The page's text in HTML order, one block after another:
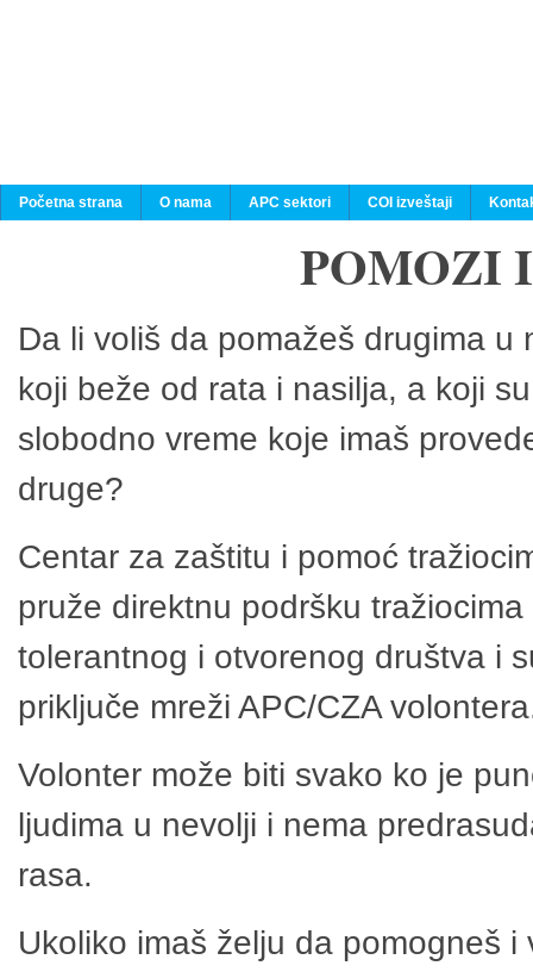
Početna strana O nama APC sektori COI izveštaji
POMOZI
Da li voliš da pomažeš drugima
koji beže od rata i nasilja, a koji
slobodno vreme koje imaš
druge?
Centar za zaštitu i pomoć
pruže direktnu podršku
tolerantnog i otvorenog društva i
priključe mreži APC/CZA
Volonter može biti svako ko je
ljudima u nevolji i nema
rasa.
Ukoliko imaš želju da pomogneš